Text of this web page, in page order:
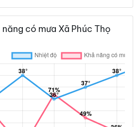
có mưa Xã Phúc Thọ